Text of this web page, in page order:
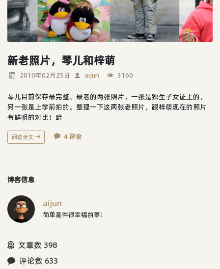
新老照片，琴儿和梓萌
2010年02月25日 aijun 3160
琴儿目前保存最完整、最老的两张照片，一张是独生子女证上的，
另一张是上学前拍的。整理一下这两张老照片，跟梓萌现在的照片
有鲜明的对比！哈
阅读全文 4 评论
博客信息
aijun
简单是件很幸福的事！
文章数 398
评论数 633